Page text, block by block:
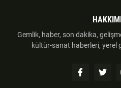
Gemlik, haber, son dakika,
kültür-sanat haberleri, yerel